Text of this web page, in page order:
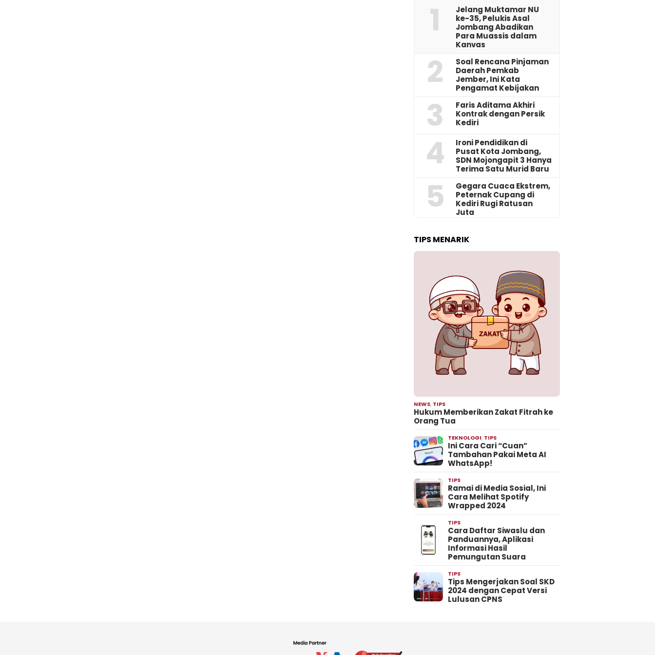
1
Jelang Muktamar NU
ke-35, Pelukis Asal
Jombang Abadikan
Para Muassis dalam
Kanvas
2
‎Soal Rencana Pinjaman
Daerah Pemkab
Jember, Ini Kata
Pengamat Kebijakan ‎
3
Faris Aditama Akhiri
Kontrak dengan Persik
Kediri
4
Ironi Pendidikan di
Pusat Kota Jombang,
SDN Mojongapit 3 Hanya
Terima Satu Murid Baru
5
‎Gegara Cuaca Ekstrem,
Peternak Cupang di
Kediri Rugi Ratusan
Juta
TIPS MENARIK
NEWS, TIPS
Hukum Memberikan Zakat Fitrah ke
Orang Tua
TEKNOLOGI, TIPS
Ini Cara Cari “Cuan”
Tambahan Pakai Meta AI
WhatsApp!
TIPS
Ramai di Media Sosial, Ini
Cara Melihat Spotify
Wrapped 2024
TIPS
Cara Daftar Siwaslu dan
Panduannya, Aplikasi
Informasi Hasil
Pemungutan Suara
TIPS
Tips Mengerjakan Soal SKD
2024 dengan Cepat Versi
Lulusan CPNS